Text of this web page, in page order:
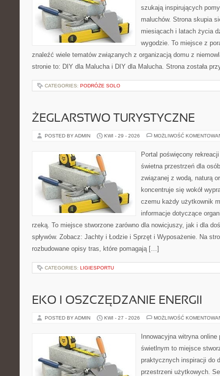
szukają inspirujących
maluchów. Strona skupia
miesiącach i latach życia
wygodzie. To miejsce z
znaleźć wiele tematów związanych z organizacją domu z
stronie to: DIY dla Malucha i DIY dla Malucha. Strona została
CATEGORIES: PODRÓŻE SOLO
ŻEGLARSTWO TURYSTYCZNE
POSTED BY ADMIN KWI - 29 - 2026 MOŻLIWOŚĆ
Portal poświęcony
świetna przestrzeń dla
związanej z wodą, naturą
koncentruje się wokół
czemu każdy użytkownik
informacje dotyczące
rzeką. To miejsce stworzone zarówno dla nowicjuszy, jak i dla
spływów. Zobacz: Jachty i Łodzie i Sprzęt i Wyposażenie. Na
rozbudowane opisy tras, które pomagają […]
CATEGORIES: LIGIESPORTU
EKO I OSZCZĘDZANIE ENERGII
POSTED BY ADMIN KWI - 27 - 2026 MOŻLIWOŚĆ
Innowacyjna witryna
świetlnym to miejsce
praktycznych inspiracji do
przestrzeni użytkowych.